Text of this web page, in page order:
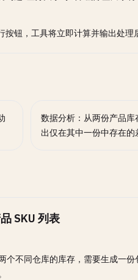
按钮，工具将立即计算并输出处理
数据分析：从两份产品库
出仅在其中一份中存在的
SKU 列表
个不同仓库的库存，需要生成一份